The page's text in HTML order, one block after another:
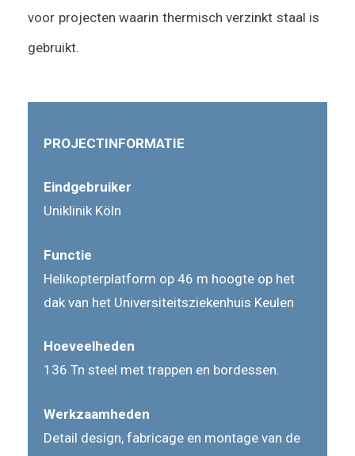
voor projecten waarin thermisch verzinkt staal is
gebruikt.
PROJECTINFORMATIE
Eindgebruiker
Uniklinik Köln
Functie
Helikopterplatform op 46 m hoogte op het
dak van het Universiteitsziekenhuis Keulen
Hoeveelheden
136 Tn steel met trappen en bordessen.
Werkzaamheden
Detail design, fabricage en montage van de